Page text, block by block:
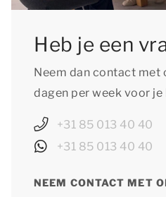
Heb je een
Neem dan contact met
dagen per week voor je
+31 85 013 40 40
+31 85 013 40 40
NEEM CONTACT MET